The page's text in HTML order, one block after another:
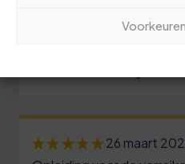
kneepjes van werken met
26 maart
7
0
3
1
1
2
8
3
8
1
0
6
1